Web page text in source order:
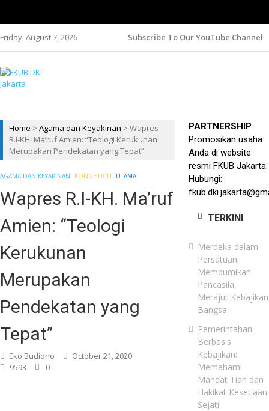
Friday, August 7, 2026 Subscribe To Our YouTube Channel
JAKARTA
Home > Agama dan Keyakinan > Wapres
R.I-KH. Ma’ruf Amien: “Teologi Kerukunan
Merupakan Pendekatan yang Tepat”
AGAMA DAN KEYAKINAN KONGHUCU UTAMA
Wapres R.I-KH. Ma’ruf
Amien: “Teologi
Kerukunan
Merupakan
Pendekatan yang
Tepat”
Eko Budiono
October 21, 2020
9593
0
PARTNERSHIP
Promosikan usaha
Anda di website
resmi FKUB Jakarta.
Hubungi:
TERKINI
Merdeka dalam
Persatuan:
Membumikan
Pancasila,
Merajut Kebajikan
Bangsa
Pemerintahan
Berbasis
Kebajikan:
Memahami
Mandat Tian dan
Hakikat Kesetiaan
Sejati